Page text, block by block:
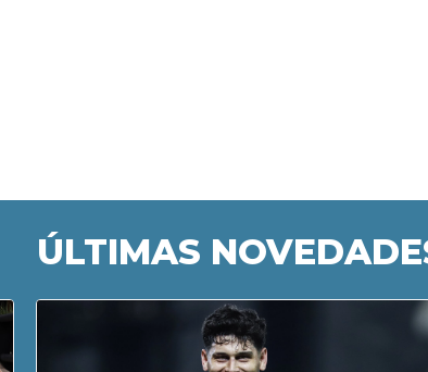
ÚLTIMAS